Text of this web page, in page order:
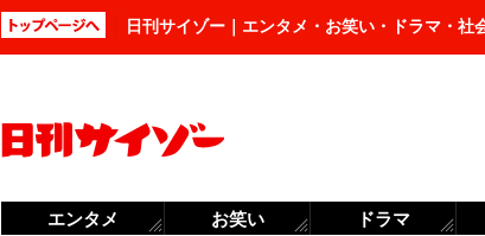
日刊サイゾー｜エンタメ・お笑い・ドラマ・社
エンタメ お笑い ドラマ